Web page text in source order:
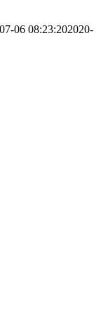
06 08:23:202020-